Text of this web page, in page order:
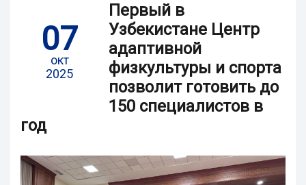
07
окт
2025
Первый в
Узбекистане Центр
адаптивной
физкультуры и спорта
позволит готовить до
150 специалистов в
год